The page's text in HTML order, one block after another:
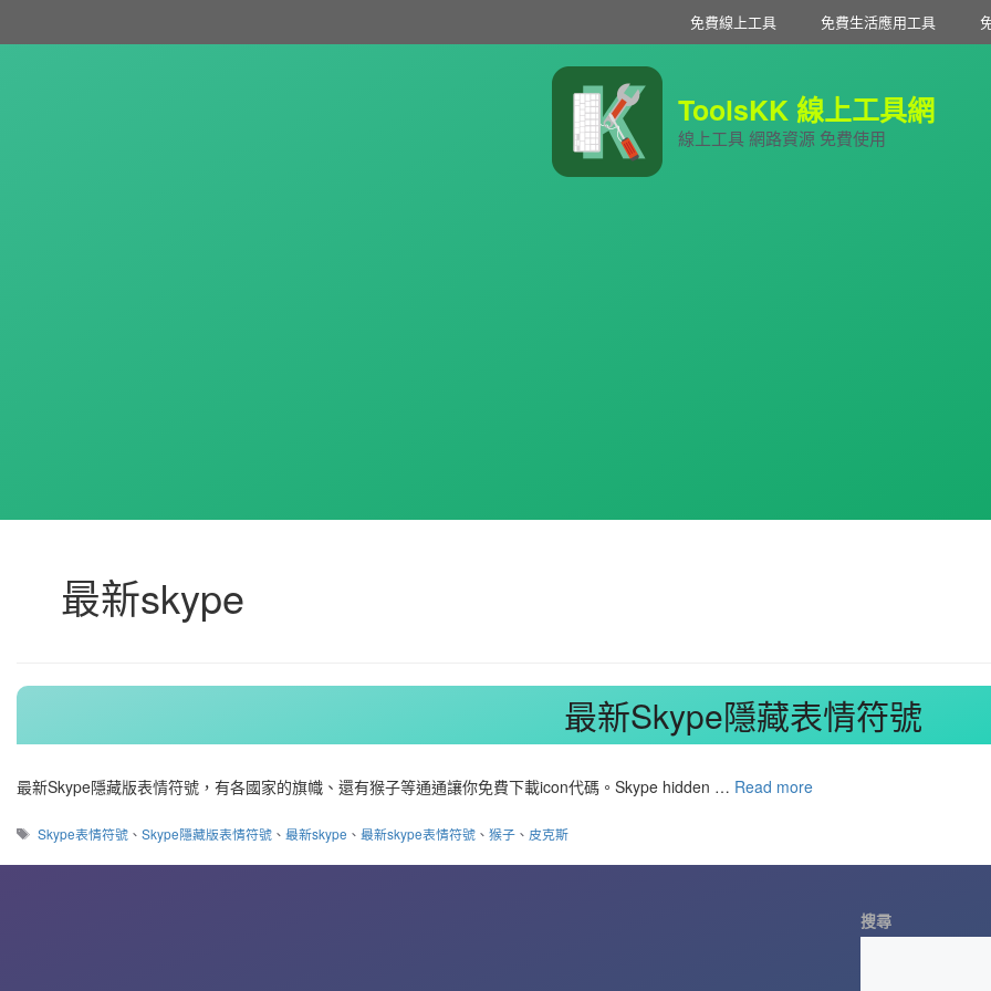
免費線上工具 免費生活應用工具
ToolsKK 線上工具網
線上工具 網路資源 免費使用
最新skype
最新Skype隱藏表情符號
最新Skype隱藏版表情符號，有各國家的旗幟、還有猴子等通通讓你免費下載icon代碼。Skype hidden … Read more
標
Skype表情符號 、Skype隱藏版表情符號 、最新skype 、最新skype表情符號 、猴子 、 皮克斯
搜尋